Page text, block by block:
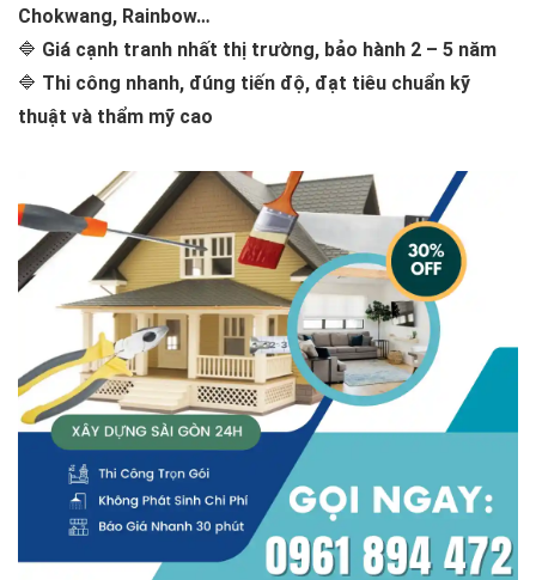
Chokwang, Rainbow…
🔷 Giá cạnh tranh nhất thị trường, bảo hành 2 – 5 năm
🔷 Thi công nhanh, đúng tiến độ, đạt tiêu chuẩn kỹ
thuật và thẩm mỹ cao